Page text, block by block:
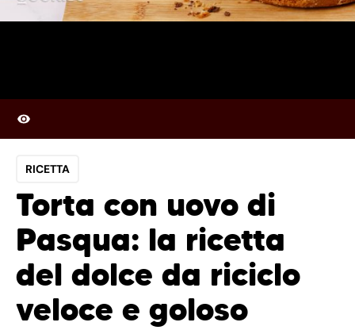
RICETTA
Torta con uovo di
Pasqua: la ricetta
del dolce da riciclo
veloce e goloso